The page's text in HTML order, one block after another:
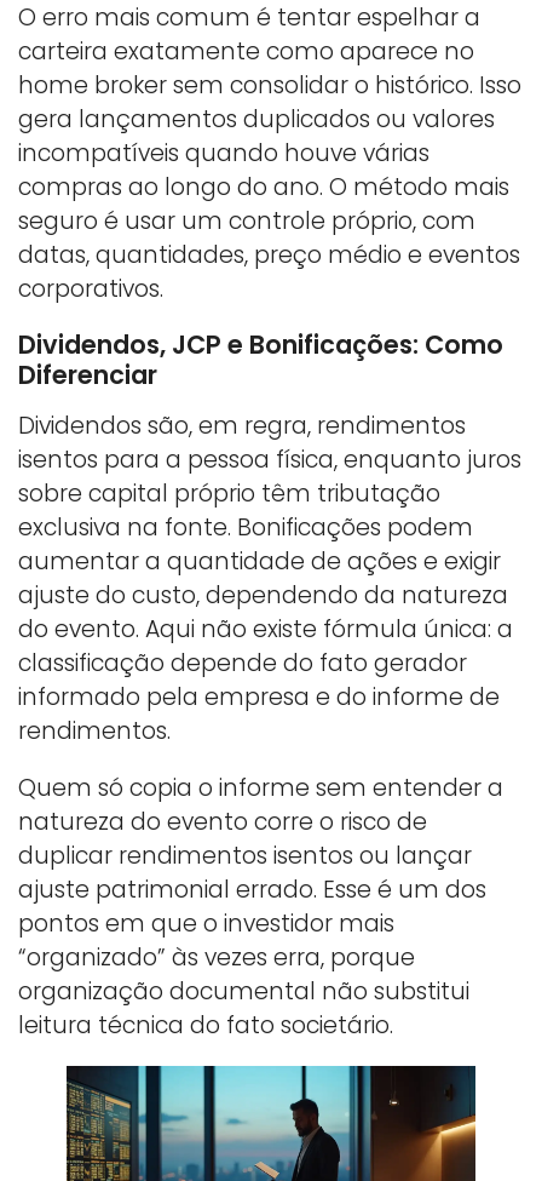
O erro mais comum é tentar espelhar a
carteira exatamente como aparece no
home broker sem consolidar o histórico. Isso
gera lançamentos duplicados ou valores
incompatíveis quando houve várias
compras ao longo do ano. O método mais
seguro é usar um controle próprio, com
datas, quantidades, preço médio e eventos
corporativos.
Dividendos, JCP e Bonificações: Como
Diferenciar
Dividendos são, em regra, rendimentos
isentos para a pessoa física, enquanto juros
sobre capital próprio têm tributação
exclusiva na fonte. Bonificações podem
aumentar a quantidade de ações e exigir
ajuste do custo, dependendo da natureza
do evento. Aqui não existe fórmula única: a
classificação depende do fato gerador
informado pela empresa e do informe de
rendimentos.
Quem só copia o informe sem entender a
natureza do evento corre o risco de
duplicar rendimentos isentos ou lançar
ajuste patrimonial errado. Esse é um dos
pontos em que o investidor mais
“organizado” às vezes erra, porque
organização documental não substitui
leitura técnica do fato societário.